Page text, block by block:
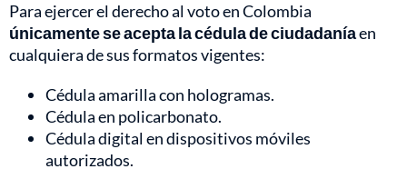
Para ejercer el derecho al voto en Colombia
únicamente se acepta la cédula de ciudadaníaen
cualquiera de sus formatos vigentes:
Cédula amarilla con hologramas.
Cédula en policarbonato.
Cédula digital en dispositivos móviles
autorizados.